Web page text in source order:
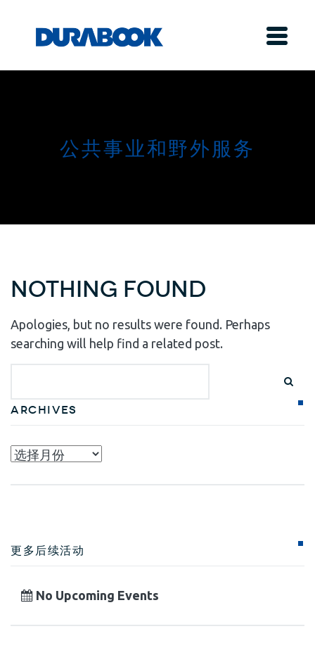
公共事业和野外服务
Nothing Found
Apologies, but no results were found. Perhaps
searching will help find a related post.
Archives
Archives
更多后续活动
No Upcoming Events